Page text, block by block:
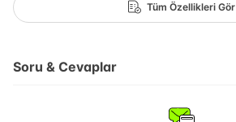
Tüm Özellikleri Gör
Soru & Cevaplar